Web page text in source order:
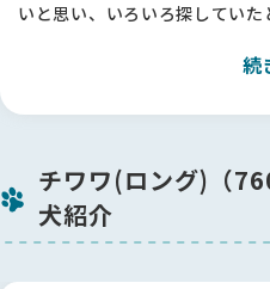
いと思い、いろいろ探してい
ちを家族のように大切に育て
めてだったので少し緊張して
気さくに対応してくださいま
お母さん犬や兄弟犬も連れて
の違いまで丁寧に教えてくださ
他に気になっていた子のこと
続
チワワ(ロング)（
犬紹介